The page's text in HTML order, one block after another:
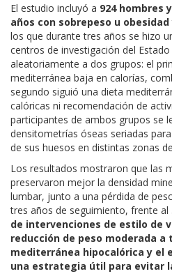
El estudio incluyó a 924 hombres
años con sobrepeso u
los que durante tres años se hizo
centros de investigación del
aleatoriamente a dos grupos: el
mediterránea baja en calorías,
segundo siguió una dieta
calóricas ni recomendación de
participantes de ambos grupos se
densitometrías óseas seriadas
de sus huesos en distintas zonas
Los resultados mostraron que las
preservaron mejor la densidad
lumbar, junto a una pérdida de
tres años de seguimiento, frente al
de intervenciones de estilo de
reducción de peso moderada a
mediterránea hipocalórica y el
una estrategia útil para evitar